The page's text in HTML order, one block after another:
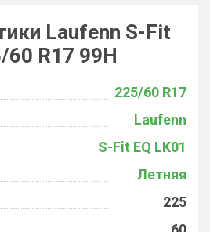
Laufenn S-Fit
60 R17 99H
225/60 R17
Laufenn
S-Fit EQ LK01
Летняя
225